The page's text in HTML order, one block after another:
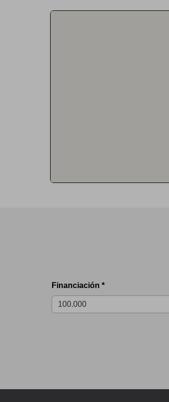
Financiación *